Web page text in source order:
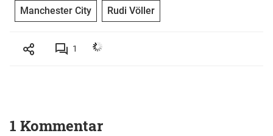
Manchester City Rudi Völler
1
1 Kommentar